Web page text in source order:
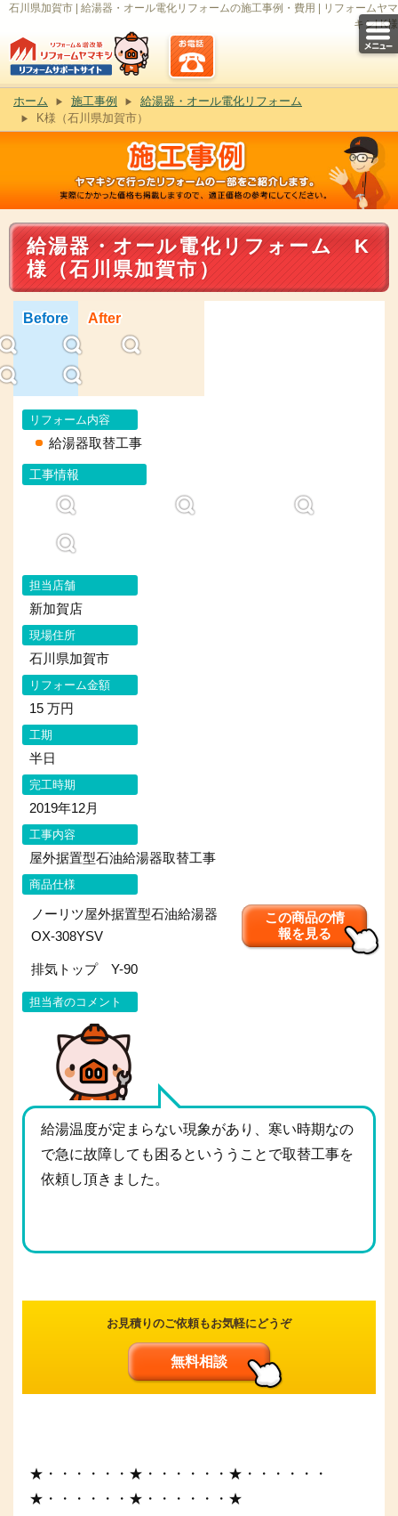
石川県加賀市 | 給湯器・オール電化リフォームの施工事例・費用 | リフォームヤマ
キシ| K様
ホーム 施工事例
給湯器・オール電化リフォーム
K様（石川県加賀市）
給湯器・オール電化リフォーム K
様（石川県加賀市）
Before
リフォーム内容
給湯器取替工事
工事情報
担当店舗
新加賀店
現場住所
石川県加賀市
リフォーム金額
15 万円
工期
半日
完工時期
2019年12月
工事内容
屋外据置型石油給湯器取替工事
商品仕様
ノーリツ屋外据置型石油給湯器
OX-308YSV
この商品の情
報を見る
排気トップ Y-90
担当者のコメント
給湯温度が定まらない現象があり、寒い時期なの
で急に故障しても困るといううことで取替工事を
依頼し頂きました。
お見積りのご依頼もお気軽にどうぞ
無料相談
★・・・・・・★・・・・・・★・・・・・・
★・・・・・・★・・・・・・★